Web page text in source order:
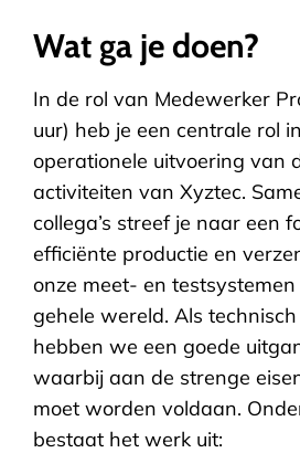
Wat ga je doen?
In de rol van Medewerker
uur) heb je een centrale rol
operationele uitvoering van
activiteiten van Xyztec.
collega’s streef je naar een
efficiënte productie en
onze meet- en
gehele wereld. Als
hebben we een goede
waarbij aan de strenge
moet worden voldaan.
bestaat het werk uit: